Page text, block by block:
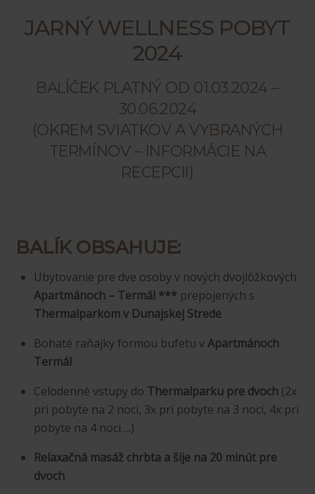
JARNÝ WELLNESS POBYT
2024
BALÍČEK PLATNÝ OD 01.03.2024 –
30.06.2024
(OKREM SVIATKOV A VYBRANÝCH
TERMÍNOV – INFORMÁCIE NA
RECEPCII)
BALÍK OBSAHUJE:
Ubytovanie pre dve osoby v nových dvojlôžkových
Apartmánoch – Termál *** prepojených s
Thermalparkom v Dunajskej Strede
Bohaté raňajky formou bufetu vApartmánoch
Termál
Celodenné vstupy do Thermalparku pre dvoch (2x
pri pobyte na 2 noci, 3x pri pobyte na 3 noci, 4x pri
pobyte na 4 noci….)​
Relaxačná masáž chrbta a šije na 20 minút pre
dvoch